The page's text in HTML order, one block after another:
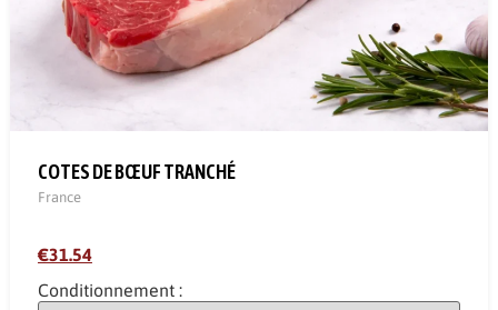
COTES DE BŒUF TRANCHÉ
France
€31.54
Conditionnement :